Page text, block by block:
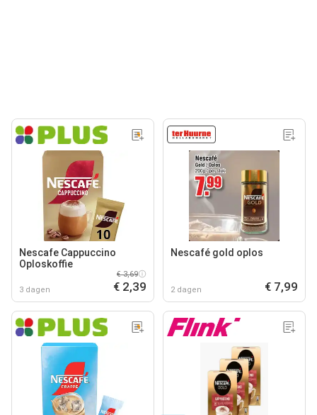
Nescafe Cappuccino
Oploskoffie
3 dagen
€ 3,69
€ 2,39
Nescafé gold oplos
2 dagen € 7,99